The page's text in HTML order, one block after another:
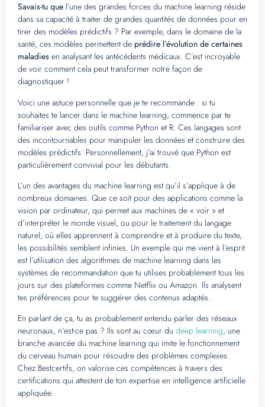
Savais-tu que l’une des grandes forces du machine learning réside
dans sa capacité à traiter de grandes quantités de données pour en
tirer des modèles prédictifs ? Par exemple, dans le domaine de la
santé, ces modèles permettent de prédire l’évolution de certaines
maladies en analysant les antécédents médicaux. C’est incroyable
de voir comment cela peut transformer notre façon de
diagnostiquer !
Voici une astuce personnelle que je te recommande : si tu
souhaites te lancer dans le machine learning, commence par te
familiariser avec des outils comme Python et R. Ces langages sont
des incontournables pour manipuler les données et construire des
modèles prédictifs. Personnellement, j’ai trouvé que Python est
particulièrement convivial pour les débutants.
L’un des avantages du machine learning est qu’il s’applique à de
nombreux domaines. Que ce soit pour des applications comme la
vision par ordinateur, qui permet aux machines de « voir » et
d’interpréter le monde visuel, ou pour le traitement du langage
naturel, où elles apprennent à comprendre et à produire du texte,
les possibilités semblent infinies. Un exemple qui me vient à l’esprit
est l’utilisation des algorithmes de machine learning dans les
systèmes de recommandation que tu utilises probablement tous les
jours sur des plateformes comme Netflix ou Amazon. Ils analysent
tes préférences pour te suggérer des contenus adaptés.
En parlant de ça, tu as probablement entendu parler des réseaux
neuronaux, n’est-ce pas ? Ils sont au cœur du deep learning, une
branche avancée du machine learning qui imite le fonctionnement
du cerveau humain pour résoudre des problèmes complexes.
Chez Bestcertifs, on valorise ces compétences à travers des
certifications qui attestent de ton expertise en intelligence artificielle
appliquée.